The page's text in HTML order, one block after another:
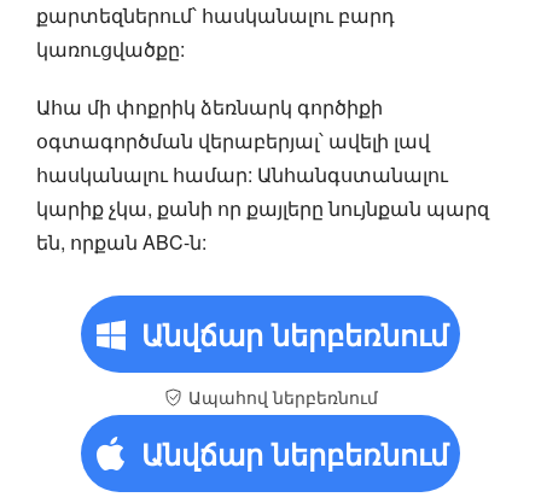
քարտեզներում՝ հասկանալու բարդ
կառուցվածքը:
Ահա մի փոքրիկ ձեռնարկ գործիքի
օգտագործման վերաբերյալ՝ ավելի լավ
հասկանալու համար: Անհանգստանալու
կարիք չկա, քանի որ քայլերը նույնքան պարզ
են, որքան ABC-ն:
Անվճար ներբեռնում
Ապահով ներբեռնում
Անվճար ներբեռնում